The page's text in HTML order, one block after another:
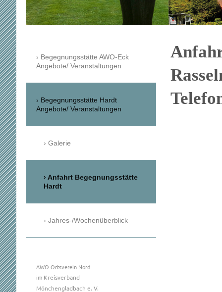
Begegnungsstätte AWO-Eck
Angebote/ Veranstaltungen
Begegnungsstätte Hardt
Angebote/ Veranstaltungen
Galerie
Anfahrt Begegnungsstätte
Hardt
Jahres-/Wochenüberblick
AWO Ortsverein Nord
im Kreisverband
Mönchengladbach e. V.